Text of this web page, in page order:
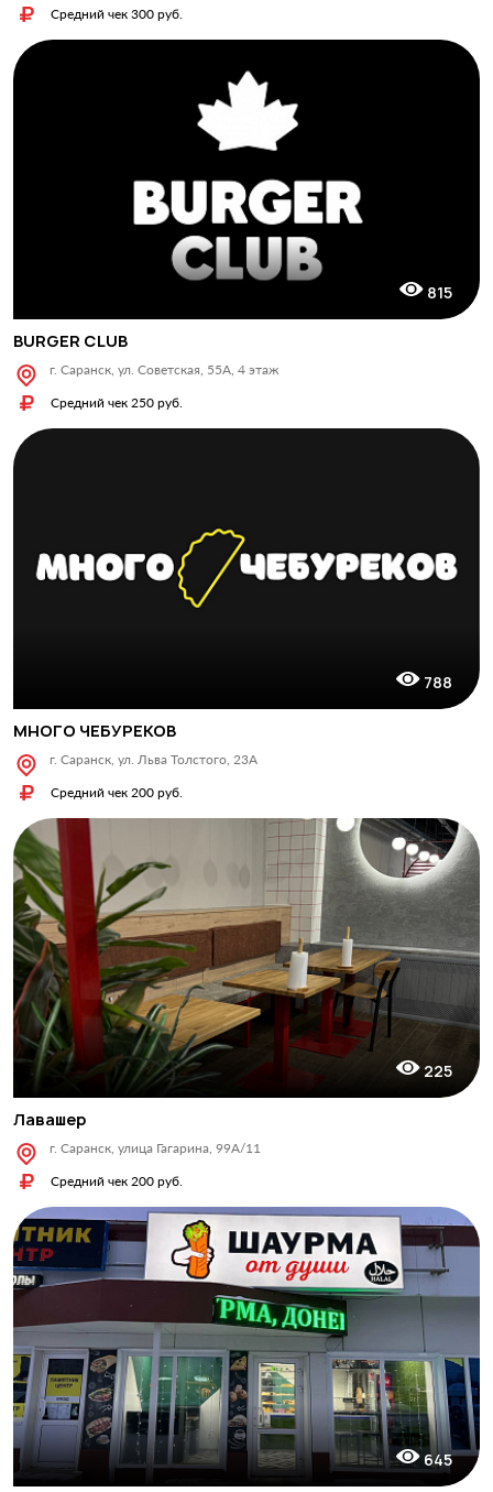
Средний чек 300 руб.
815
BURGER CLUB
г. Саранск, ул. Советская, 55А, 4 этаж
Средний чек 250 руб.
788
МНОГО ЧЕБУРЕКОВ
г. Саранск, ул. Льва Толстого, 23А
Средний чек 200 руб.
225
Лавашер
г. Саранск, улица Гагарина, 99А/11
Средний чек 200 руб.
645